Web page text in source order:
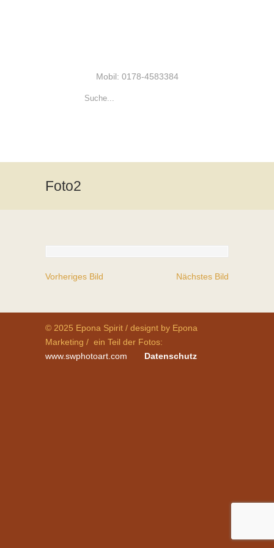
Mobil: 0178-4583384
Foto2
Vorheriges Bild Nächstes Bild
© 2025 Epona Spirit / designt by Epona
Marketing / ein Teil der Fotos:
www.swphotoart.com
Datenschutz